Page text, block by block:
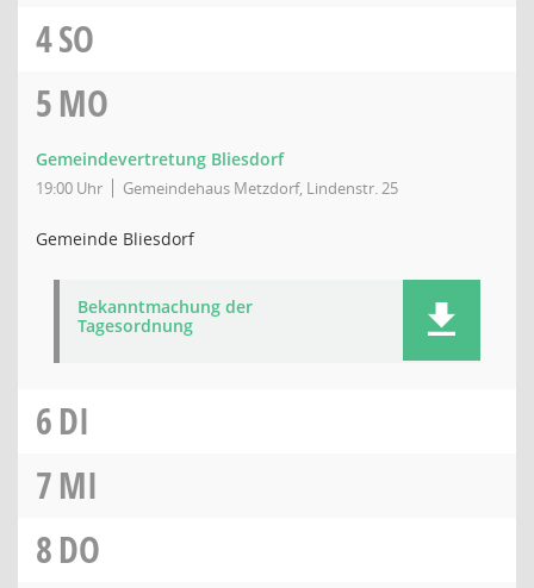
4SO
5MO
Gemeindevertretung Bliesdorf
19:00 Uhr Gemeindehaus Metzdorf, Lindenstr. 25
Gemeinde Bliesdorf
Bekanntmachung der
Tagesordnung
6DI
7MI
8DO